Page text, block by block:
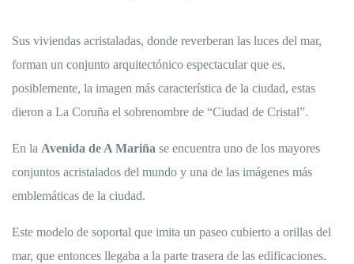
Sus viviendas acristaladas, donde reverberan las luces del mar,
forman un conjunto arquitectónico espectacular que es,
posiblemente, la imagen más característica de la ciudad, estas
dieron a La Coruña el sobrenombre de “Ciudad de Cristal”.
En la Avenida de A Mariña se encuentra uno de los mayores
conjuntos acristalados del mundo y una de las imágenes más
emblemáticas de la ciudad.
Este modelo de soportal que imita un paseo cubierto a orillas del
mar, que en­tonces llegaba a la parte trasera de las edificaciones.